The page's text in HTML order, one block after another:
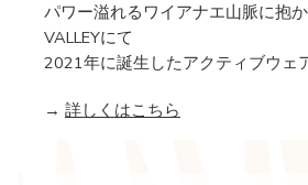
パワー溢れるワイアナエ山脈に抱
VALLEYにて
2021年に誕生したアクティブウェ
→ 詳しくはこちら